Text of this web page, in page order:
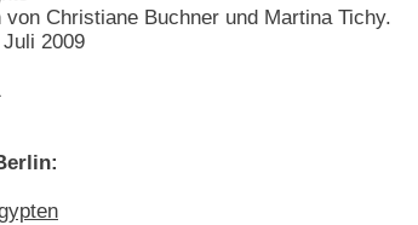
Christiane Buchner und Martina Tichy.
2009